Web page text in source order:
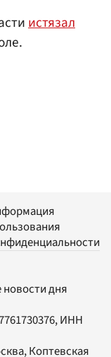
истязал
новости дня
ИНН
Коптевская